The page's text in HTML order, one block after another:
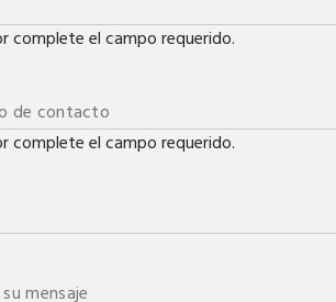
complete el campo requerido.
complete el campo requerido.